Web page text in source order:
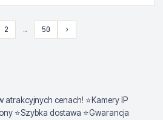
2 … 50 ›
atrakcyjnych cenach! ⭐Kamery IP
⭐Szybka dostawa ⭐Gwarancja